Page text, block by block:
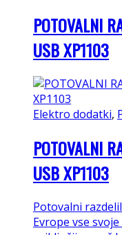
POTOVALNI
USB XP1103
Elektro dodatki,
POTOVALNI
USB XP1103
Potovalni
Evrope vse